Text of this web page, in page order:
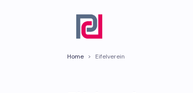
Home > Eifelverein